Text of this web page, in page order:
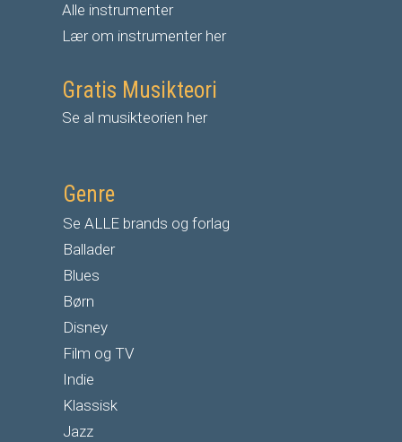
Alle instrumenter
Lær om instrumenter her
Gratis Musikteori
Se al musikteorien her
Genre
Se ALLE brands og forlag
Ballader
Blues
Børn
Disney
Film og TV
Indie
Klassisk
Jazz